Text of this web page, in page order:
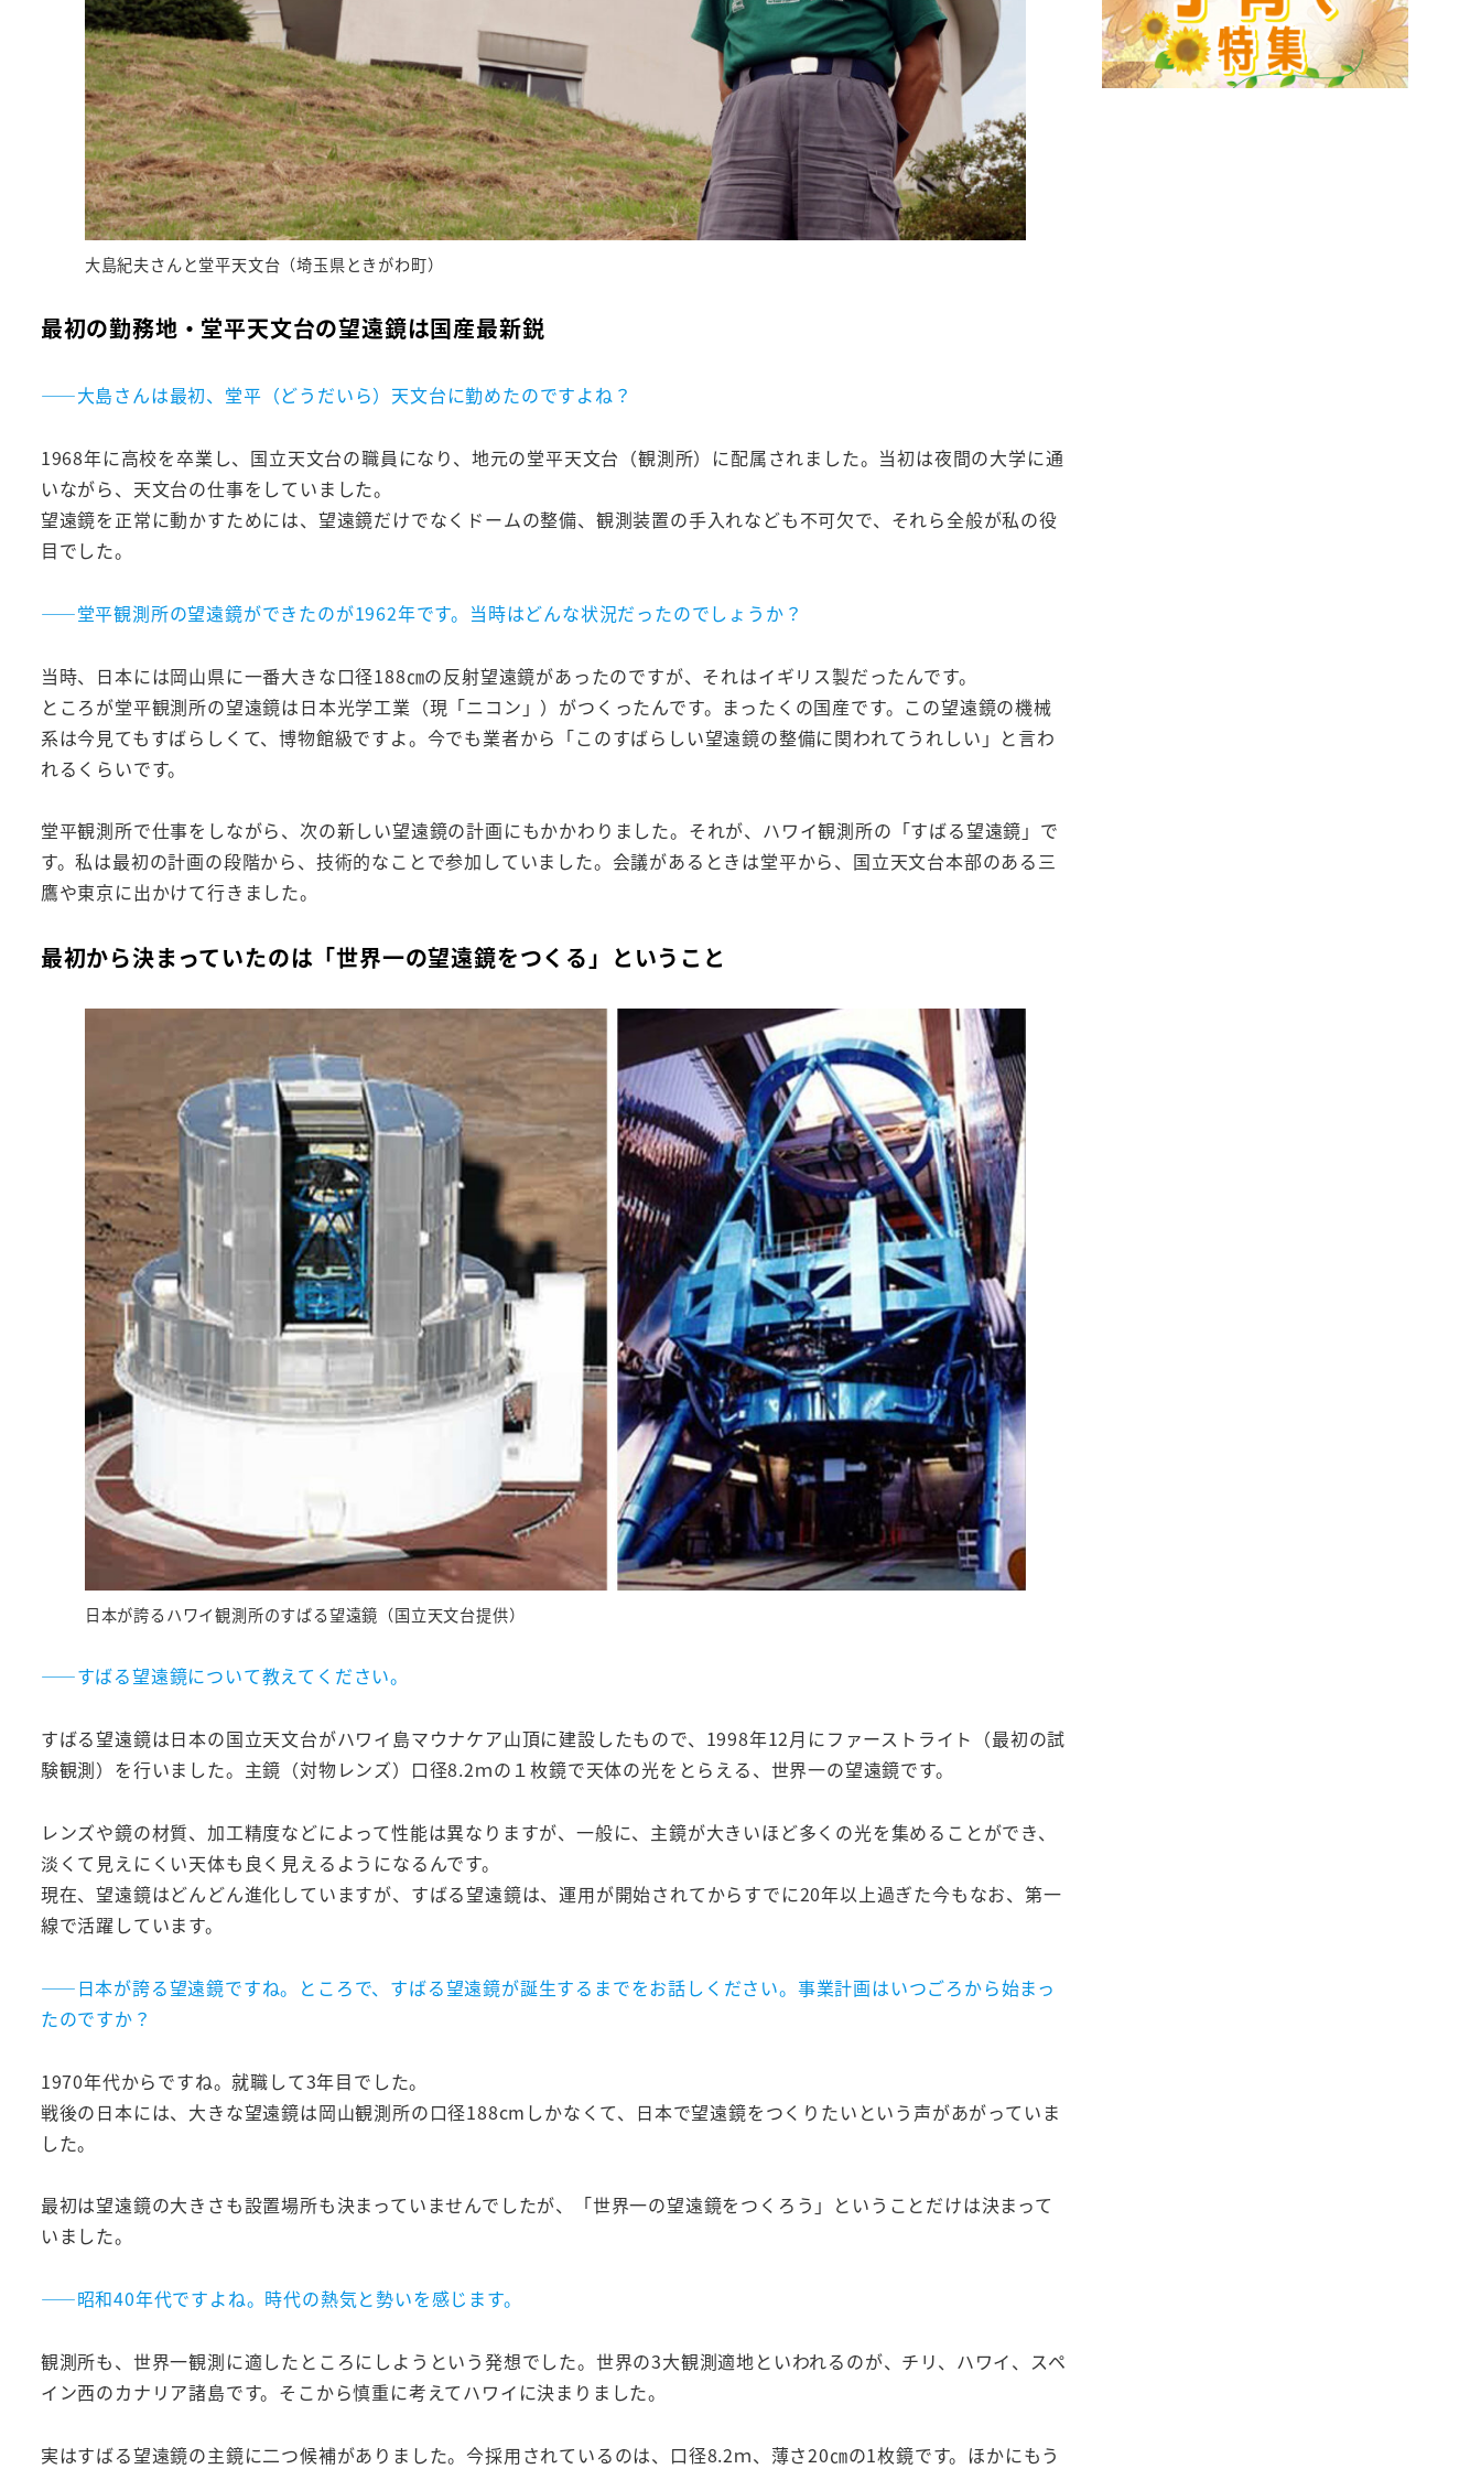
大島紀夫さんと堂平天文台（埼玉県ときがわ町）
最初の勤務地・堂平天文台の望遠鏡は国産最新鋭
――大島さんは最初、堂平（どうだいら）天文台に勤めたのですよね？
1968年に高校を卒業し、国立天文台の職員になり、地元の堂平天文台（観測所）に配属されました。当初は夜間の大学に通
いながら、天文台の仕事をしていました。
望遠鏡を正常に動かすためには、望遠鏡だけでなくドームの整備、観測装置の手入れなども不可欠で、それら全般が私の役
目でした。
――堂平観測所の望遠鏡ができたのが1962年です。当時はどんな状況だったのでしょうか？
当時、日本には岡山県に一番大きな口径188㎝の反射望遠鏡があったのですが、それはイギリス製だったんです。
ところが堂平観測所の望遠鏡は日本光学工業（現「ニコン」）がつくったんです。まったくの国産です。この望遠鏡の機械
系は今見てもすばらしくて、博物館級ですよ。今でも業者から「このすばらしい望遠鏡の整備に関われてうれしい」と言わ
れるくらいです。
堂平観測所で仕事をしながら、次の新しい望遠鏡の計画にもかかわりました。それが、ハワイ観測所の「すばる望遠鏡」で
す。私は最初の計画の段階から、技術的なことで参加していました。会議があるときは堂平から、国立天文台本部のある三
鷹や東京に出かけて行きました。
最初から決まっていたのは「世界一の望遠鏡をつくる」ということ
日本が誇るハワイ観測所のすばる望遠鏡（国立天文台提供）
――すばる望遠鏡について教えてください。
すばる望遠鏡は日本の国立天文台がハワイ島マウナケア山頂に建設したもので、1998年12月にファーストライト（最初の試
験観測）を行いました。主鏡（対物レンズ）口径8.2ｍの１枚鏡で天体の光をとらえる、世界一の望遠鏡です。
レンズや鏡の材質、加工精度などによって性能は異なりますが、一般に、主鏡が大きいほど多くの光を集めることができ、
淡くて見えにくい天体も良く見えるようになるんです。
現在、望遠鏡はどんどん進化していますが、すばる望遠鏡は、運用が開始されてからすでに20年以上過ぎた今もなお、第一
線で活躍しています。
――日本が誇る望遠鏡ですね。ところで、すばる望遠鏡が誕生するまでをお話しください。事業計画はいつごろから始まっ
たのですか？
1970年代からですね。就職して3年目でした。
戦後の日本には、大きな望遠鏡は岡山観測所の口径188cmしかなくて、日本で望遠鏡をつくりたいという声があがっていま
した。
最初は望遠鏡の大きさも設置場所も決まっていませんでしたが、「世界一の望遠鏡をつくろう」ということだけは決まって
いました。
――昭和40年代ですよね。時代の熱気と勢いを感じます。
観測所も、世界一観測に適したところにしようという発想でした。世界の3大観測適地といわれるのが、チリ、ハワイ、スペ
イン西のカナリア諸島です。そこから慎重に考えてハワイに決まりました。
実はすばる望遠鏡の主鏡に二つ候補がありました。今採用されているのは、口径8.2ｍ、薄さ20㎝の1枚鏡です。ほかにもう